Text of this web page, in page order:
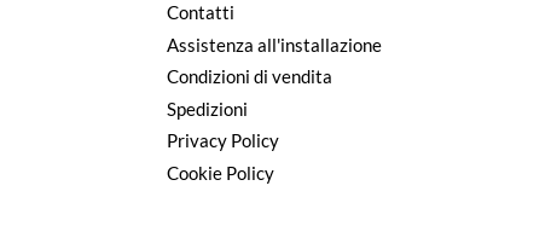
Contatti
Assistenza all'installazione
Condizioni di vendita
Spedizioni
Privacy Policy
Cookie Policy